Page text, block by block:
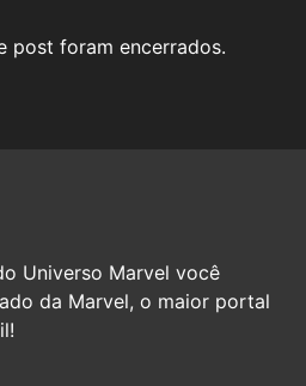
post foram encerrados.
Universo Marvel você
da Marvel, o maior portal